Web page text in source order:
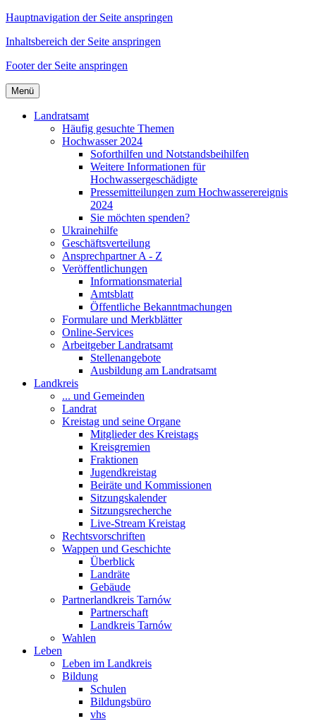
Hauptnavigation der Seite anspringen
Inhaltsbereich der Seite anspringen
Footer der Seite anspringen
Menü
Landratsamt
Häufig gesuchte Themen
Hochwasser 2024
Soforthilfen und Notstandsbeihilfen
Weitere Informationen für
Hochwassergeschädigte
Pressemitteilungen zum Hochwasserereignis
2024
Sie möchten spenden?
Ukrainehilfe
Geschäftsverteilung
Ansprechpartner A - Z
Veröffentlichungen
Informationsmaterial
Amtsblatt
Öffentliche Bekanntmachungen
Formulare und Merkblätter
Online-Services
Arbeitgeber Landratsamt
Stellenangebote
Ausbildung am Landratsamt
Landkreis
... und Gemeinden
Landrat
Kreistag und seine Organe
Mitglieder des Kreistags
Kreisgremien
Fraktionen
Jugendkreistag
Beiräte und Kommissionen
Sitzungskalender
Sitzungsrecherche
Live-Stream Kreistag
Rechtsvorschriften
Wappen und Geschichte
Überblick
Landräte
Gebäude
Partnerlandkreis Tarnów
Partnerschaft
Landkreis Tarnów
Wahlen
Leben
Leben im Landkreis
Bildung
Schulen
Bildungsbüro
vhs